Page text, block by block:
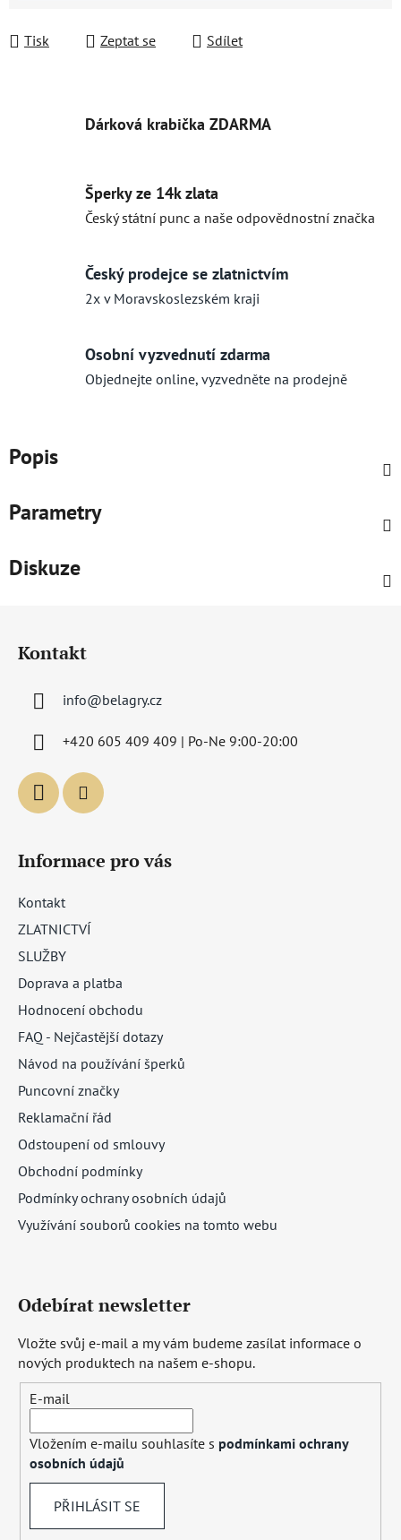
Tisk Zeptat se Sdílet
Dárková krabička ZDARMA
Šperky ze 14k zlata
Český státní punc a naše odpovědnostní značka
Český prodejce se zlatnictvím
2x v Moravskoslezském kraji
Osobní vyzvednutí zdarma
Objednejte online, vyzvedněte na prodejně
Popis
Parametry
Diskuze
Kontakt
info@belagry.cz
+420 605 409 409 | Po-Ne 9:00-20:00
Informace pro vás
Kontakt
ZLATNICTVÍ
SLUŽBY
Doprava a platba
Hodnocení obchodu
FAQ - Nejčastější dotazy
Návod na používání šperků
Puncovní značky
Reklamační řád
Odstoupení od smlouvy
Obchodní podmínky
Podmínky ochrany osobních údajů
Využívání souborů cookies na tomto webu
Odebírat newsletter
Vložte svůj e-mail a my vám budeme zasílat informace o
nových produktech na našem e-shopu.
E-mail
Vložením e-mailu souhlasíte s podmínkami ochrany
osobních údajů
PŘIHLÁSIT SE